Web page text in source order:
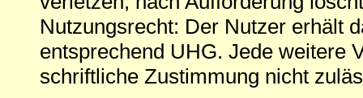
Nutzungsrecht: Der Nutzer erhält
entsprechend UHG. Jede weitere
schriftliche Zustimmung nicht